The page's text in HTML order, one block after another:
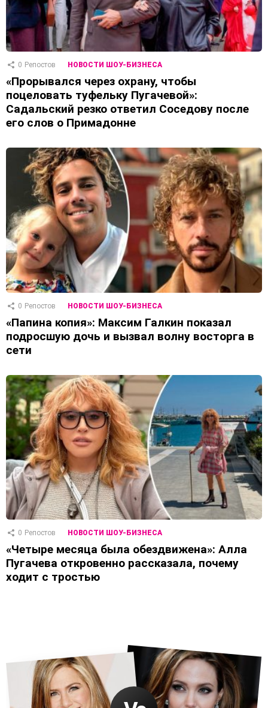
0 Репостов НОВОСТИ ШОУ-БИЗНЕСА
«Прорывался через охрану, чтобы
поцеловать туфельку Пугачевой»:
Садальский резко ответил Соседову после
его слов о Примадонне
0 Репостов НОВОСТИ ШОУ-БИЗНЕСА
«Папина копия»: Максим Галкин показал
подросшую дочь и вызвал волну восторга в
сети
0 Репостов НОВОСТИ ШОУ-БИЗНЕСА
«Четыре месяца была обездвижена»: Алла
Пугачева откровенно рассказала, почему
ходит с тростью